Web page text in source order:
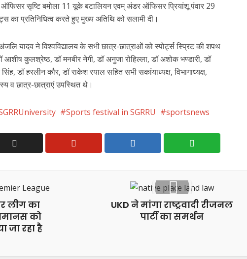
सृष्टि बमोला 11 यूके बटालियन एवम् अंडर ऑफिसर प्रियांशू पंवार 29
का प्रतिनिधित्व करते हुए मुख्य अतिथि को सलामी दी।
यादव ने विश्वविद्यालय के सभी छात्र-छात्राओं को स्पोर्ट्स स्प्रिट की शपथ
कुलश्रेष्ठ, डॉ मनबीर नेगी, डॉ अनुजा रोहिल्ला, डॉ अशोक भण्डारी, डॉ
डॉ हरलीन कौर, डॉ राकेश रयाल सहित सभी सकांयाध्यक्ष, विभागाध्यक्ष,
व छात्र-छात्राएं उपस्थित थे।
Sports festival in SGRRU sportsnews
लीग का
को
रहा है
UKD ने मांगा राष्ट्रवादी रीजनल
पार्टी का समर्थन